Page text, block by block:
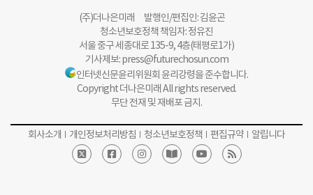
(주)더나은미래 발행인/편집인: 김윤곤
청소년보호정책 책임자: 정유진
서울 중구 세종대로 135-9, 4층(태평로1가)
기사제보:press@futurechosun.com
인터넷신문윤리위원회 윤리강령을 준수합니다.
Copyright 더나은미래 All rights reserved.
무단 전재 및 재배포 금지.
회사소개 개인정보처리방침 청소년보호정책 편집규약 알립니다